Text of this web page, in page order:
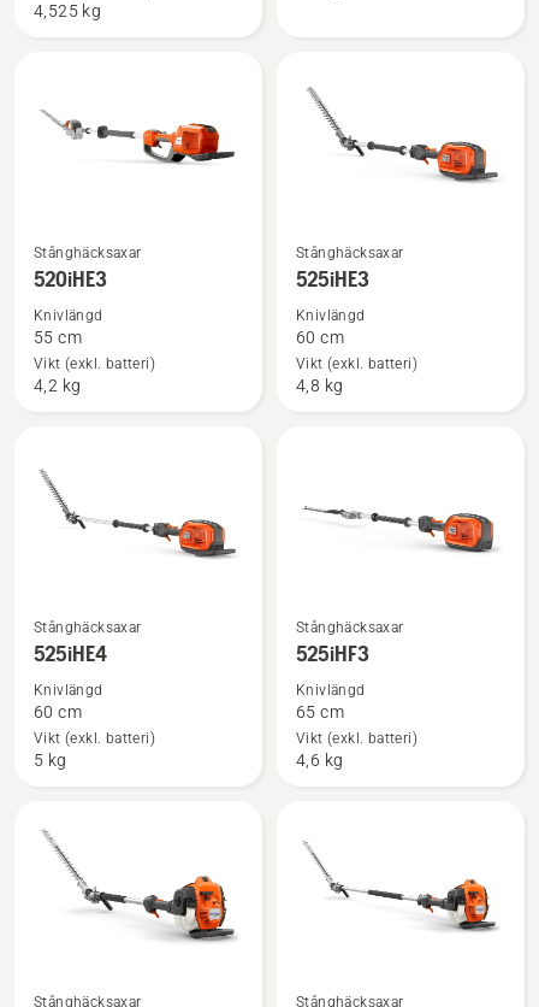
charger
4,525 kg
Se
mer
om
520iHE3
Stånghäcksaxar
520iHE3
Knivlängd
55 cm
Vikt (exkl. batteri)
4,2 kg
Se
mer
om
525iHE3
Stånghäcksaxar
525iHE3
Knivlängd
60 cm
Vikt (exkl. batteri)
4,8 kg
Se
mer
om
525iHE4
Stånghäcksaxar
525iHE4
Knivlängd
60 cm
Vikt (exkl. batteri)
5 kg
Se
mer
om
525iHF3
Stånghäcksaxar
525iHF3
Knivlängd
65 cm
Vikt (exkl. batteri)
4,6 kg
SeStånghäcksaxar SeStånghäcksaxar